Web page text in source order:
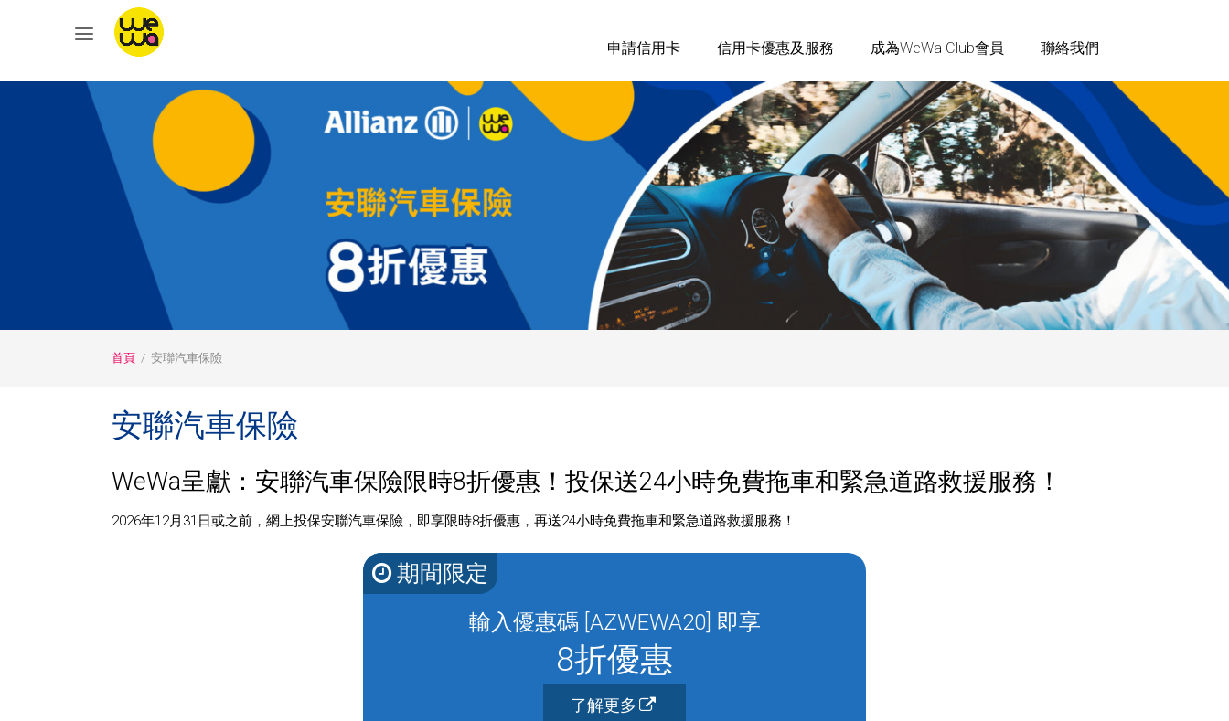
申請信用卡 信用卡優惠及服務 成為WeWa Club會員 聯絡我們
首頁 / 安聯汽車保險
安聯汽車保險
WeWa呈獻：安聯汽車保險限時8折優惠！投保送24小時免費拖車和緊急道路救援服務！
2026年12月31日或之前，網上投保安聯汽車保險，即享限時8折優惠，再送24小時免費拖車和緊急道路救援服務！
期間限定
輸入優惠碼 [AZWEWA20] 即享
8折優惠
了解更多